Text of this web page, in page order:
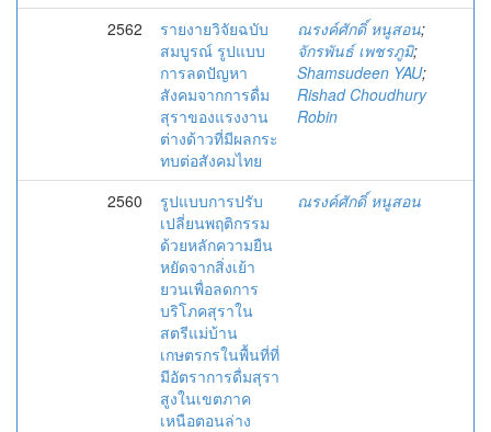
2562
รายงายวิจัยฉบับ
สมบูรณ์ รูปแบบ
การลดปัญหา
สังคมจากการดื่ม
สุราของแรงงาน
ต่างด้าวที่มีผลกระ
ทบต่อสังคมไทย
ณรงค์ศักดิ์ หนูสอน;
จักรพันธ์ เพชรภูมิ;
Shamsudeen YAU;
Rishad Choudhury
Robin
2560
รูปแบบการปรับ
เปลี่ยนพฤติกรรม
ด้วยหลักความยืน
หยัดจากสิ่งเย้า
ยวนเพื่อลดการ
บริโภคสุราใน
สตรีแม่บ้าน
เกษตรกรในพื้นที่ที่
มีอัตราการดื่มสุรา
สูงในเขตภาค
เหนือตอนล่าง
ณรงค์ศักดิ์ หนูสอน